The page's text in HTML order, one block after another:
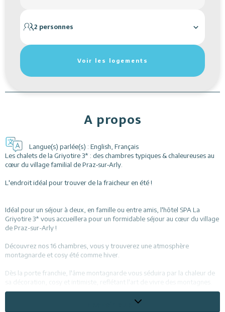
2 personnes
Voir les logements
A propos
Langue(s) parlée(s) : English Français
Les chalets de la Griyotire 3* : des chambres typiques & chaleureuses au
cœur du village familial de Praz‑sur‑Arly.
L'endroit idéal pour trouver de la fraicheur en été !
Idéal pour un séjour à deux, en famille ou entre amis, l'hôtel SPA La
Griyotire 3* vous accueillera pour un formidable séjour au cœur du village
de Praz-sur-Arly !
Découvrez nos 16 chambres, vous y trouverez une atmosphère
montagnarde et cosy été comme hiver.
Dès la porte franchie, l'âme montagnarde vous séduira par la chaleur de
sa décoration, cosy et intimiste, reflétant l'art de vivre des montagnes.
L'ambiance est tout spécialement agréable à l'heure de l'après-ski: